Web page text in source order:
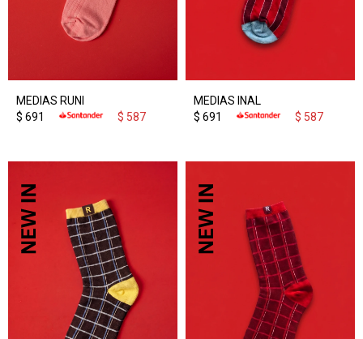
MEDIAS RUNI
$ 691 $ 587
MEDIAS INAL
$ 691 $ 587